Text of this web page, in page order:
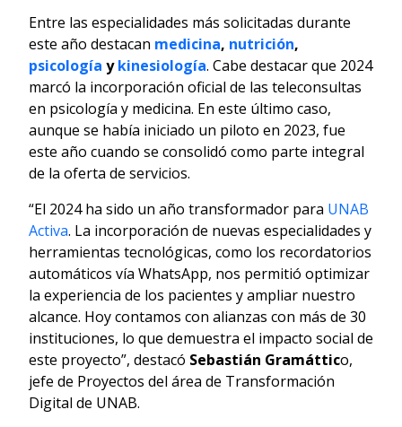
Entre las especialidades más solicitadas durante
este año destacan medicina, nutrición,
psicología ykinesiología. Cabe destacar que 2024
marcó la incorporación oficial de las teleconsultas
en psicología y medicina. En este último caso,
aunque se había iniciado un piloto en 2023, fue
este año cuando se consolidó como parte integral
de la oferta de servicios.
“El 2024 ha sido un año transformador para UNAB
Activa. La incorporación de nuevas especialidades y
herramientas tecnológicas, como los recordatorios
automáticos vía WhatsApp, nos permitió optimizar
la experiencia de los pacientes y ampliar nuestro
alcance. Hoy contamos con alianzas con más de 30
instituciones, lo que demuestra el impacto social de
este proyecto”, destacó Sebastián Gramáttico,
jefe de Proyectos del área de Transformación
Digital de UNAB.